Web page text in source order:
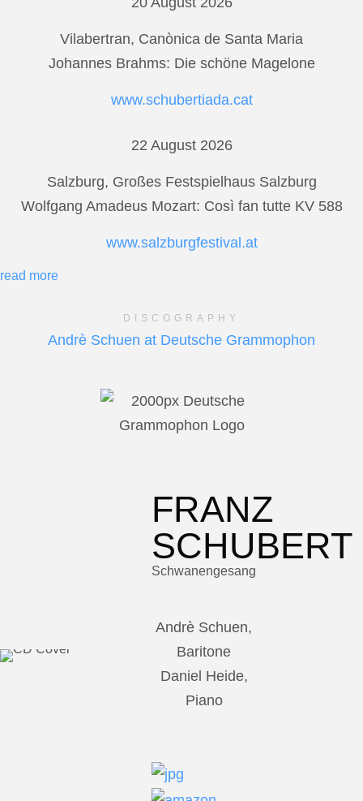
Vilabertran, Canònica de Santa Maria
Johannes Brahms: Die schöne Magelone
www.schubertiada.cat
22 August 2026
Salzburg, Großes Festspielhaus Salzburg
Wolfgang Amadeus Mozart: Così fan tutte KV 588
www.salzburgfestival.at
read more
DISCOGRAPHY
Andrè Schuen at Deutsche Grammophon
FRANZ
SCHUBERT
Schwanengesang
Andrè Schuen,
Baritone
Daniel Heide,
Piano